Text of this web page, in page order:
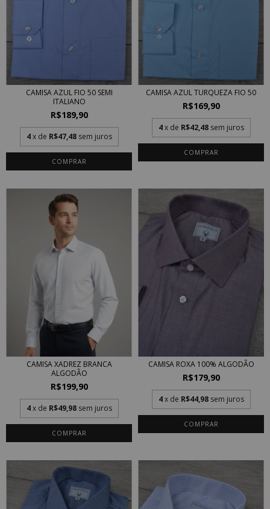
CAMISA AZUL FIO 50 SEMI
ITALIANO
R$189,90
4 x de R$47,48 sem juros
COMPRAR
CAMISA AZUL TURQUEZA FIO 50
R$169,90
4 x de R$42,48 sem juros
COMPRAR
CAMISA XADREZ BRANCA
ALGODÃO
R$199,90
4 x de R$49,98 sem juros
COMPRAR
CAMISA ROXA 100% ALGODÃO
R$179,90
4 x de R$44,98 sem juros
COMPRAR